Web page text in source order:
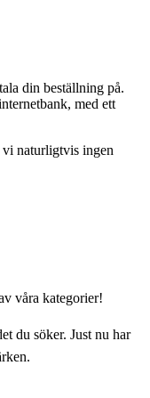
din beställning på.
med ett
vi naturligtvis ingen
våra kategorier!
du söker. Just nu har